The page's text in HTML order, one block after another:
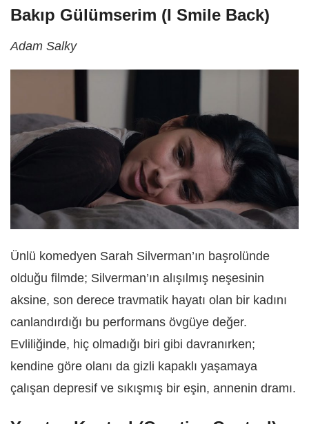
Bakıp Gülümserim (I Smile Back)
Adam Salky
Ünlü komedyen Sarah Silverman’ın başrolünde
olduğu filmde; Silverman’ın alışılmış neşesinin
aksine, son derece travmatik hayatı olan bir kadını
canlandırdığı bu performans övgüye değer.
Evliliğinde, hiç olmadığı biri gibi davranırken;
kendine göre olanı da gizli kapaklı yaşamaya
çalışan depresif ve sıkışmış bir eşin, annenin dramı.